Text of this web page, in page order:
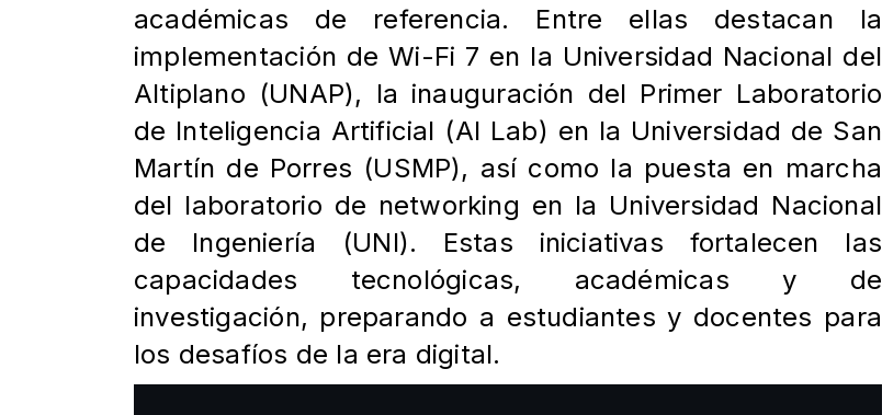
académicas de referencia. Entre ellas destacan la
implementación de Wi-Fi 7 en la Universidad Nacional del
Altiplano (UNAP), la inauguración del Primer Laboratorio
de Inteligencia Artificial (AI Lab) en la Universidad de San
Martín de Porres (USMP), así como la puesta en marcha
del laboratorio de networking en la Universidad Nacional
de Ingeniería (UNI). Estas iniciativas fortalecen las
capacidades tecnológicas, académicas y de
investigación, preparando a estudiantes y docentes para
los desafíos de la era digital.